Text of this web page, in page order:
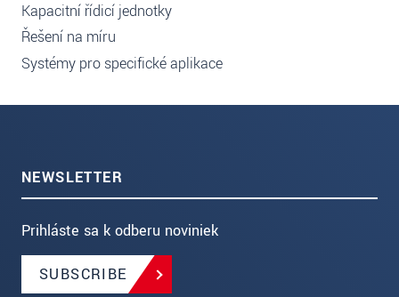
Kapacitní řídicí jednotky
Řešení na míru
Systémy pro specifické aplikace
NEWSLETTER
Prihláste sa k odberu noviniek
SUBSCRIBE